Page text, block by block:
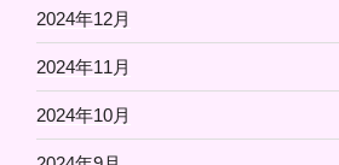
2024年12月
2024年11月
2024年10月